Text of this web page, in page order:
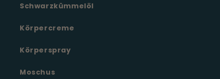
Schwarzkümmelöl
Körpercreme
Körperspray
Moschus